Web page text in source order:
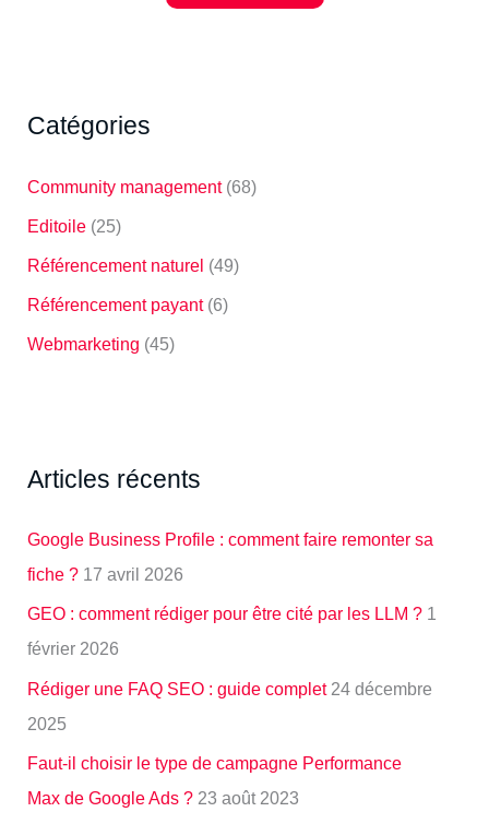
Catégories
Community management(68)
Editoile (25)
Référencement naturel (49)
Référencement payant(6)
Webmarketing (45)
Articles récents
Google Business Profile : comment faire remonter sa
fiche ? 17 avril 2026
GEO : comment rédiger pour être cité par les LLM ? 1
février 2026
Rédiger une FAQ SEO : guide complet 24 décembre
2025
Faut-il choisir le type de campagne Performance
Max de Google Ads ? 23 août 2023